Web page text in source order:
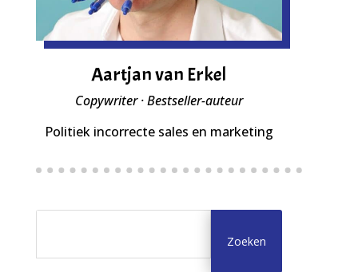
Aartjan van Erkel
Copywriter · Bestseller-auteur
Politiek incorrecte sales en marketing